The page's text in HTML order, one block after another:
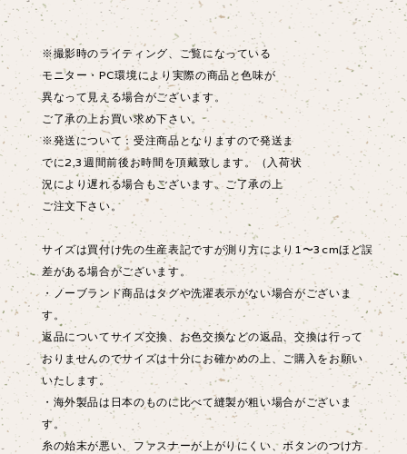
※撮影時のライティング、ご覧になっている
モニター・PC環境により実際の商品と色味が
異なって見える場合がございます。
ご了承の上お買い求め下さい。
※発送について：受注商品となりますので発送ま
でに2,3週間前後お時間を頂戴致します。（入荷状
況により遅れる場合もございます。ご了承の上
ご注文下さい。
サイズは買付け先の生産表記ですが測り方により1〜3cmほど誤
差がある場合がございます。
・ノーブランド商品はタグや洗濯表示がない場合がございま
す。
返品についてサイズ交換、お色交換などの返品、交換は行って
おりませんのでサイズは十分にお確かめの上、ご購入をお願い
いたします。
・海外製品は日本のものに比べて縫製が粗い場合がございま
す。
糸の始末が悪い、ファスナーが上がりにくい、ボタンのつけ方